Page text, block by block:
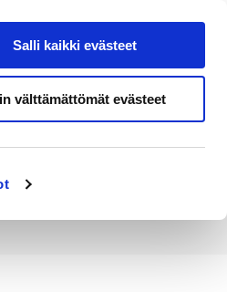
Salli kaikki evästeet
välttämättömät evästeet
Hae sivustolta